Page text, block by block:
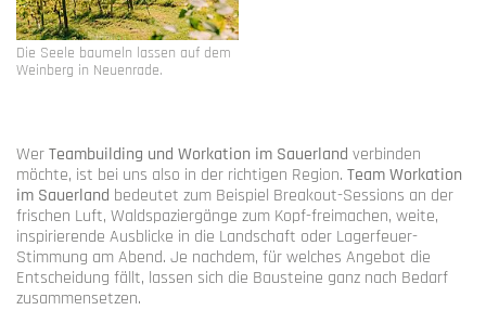
Die Seele baumeln lassen auf dem
Weinberg in Neuenrade.
WerTeambuilding und Workation im Sauerland verbinden
möchte, ist bei uns also in der richtigen Region. Team Workation
im Sauerland bedeutet zum Beispiel Breakout-Sessions an der
frischen Luft, Waldspaziergänge zum Kopf-freimachen, weite,
inspirierende Ausblicke in die Landschaft oder Lagerfeuer-
Stimmung am Abend. Je nachdem, für welches Angebot die
Entscheidung fällt, lassen sich die Bausteine ganz nach Bedarf
zusammensetzen.